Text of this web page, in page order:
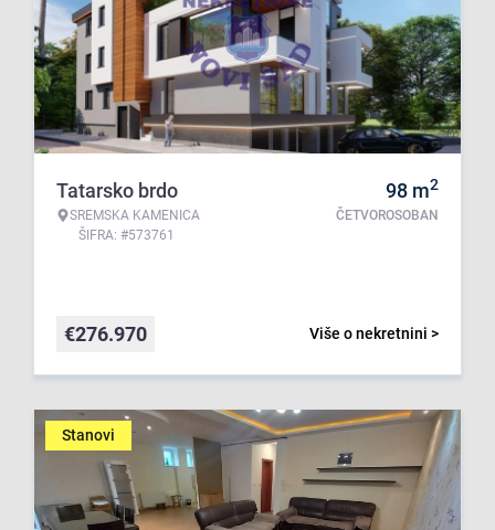
Tatarsko brdo
SREMSKA KAMENICA
ŠIFRA: #573761
98 m2
ČETVOROSOBAN
Više o nekretnini >
€276.970
Stanovi